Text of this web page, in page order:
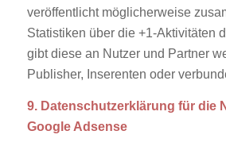
veröffentlicht möglicherweise
Statistiken über die +1-Aktivitäten
gibt diese an Nutzer und Partner
Publisher, Inserenten oder
9. Datenschutzerklärung für die
Google Adsense